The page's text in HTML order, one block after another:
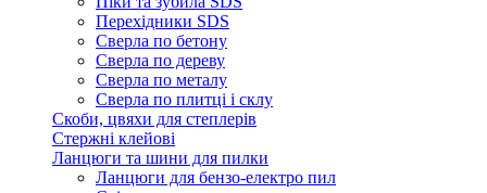
Перехідники SDS
Сверла по бетону
Сверла по дереву
Сверла по металу
Сверла по плитці і склу
Скоби, цвяхи для степлерів
Стержні клейові
Ланцюги та шини для пилки
Ланцюги для бензо-електро пил